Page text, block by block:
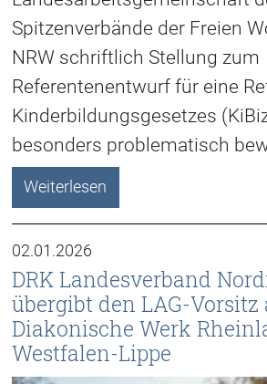
Spitzenverbände der Freien
NRW schriftlich Stellung zum
Referentenentwurf für eine
Kinderbildungsgesetzes
besonders problematisch
Weiterlesen
02.01.2026
DRK Landesverband
übergibt den LAG-Vorsitz
Diakonische Werk
Westfalen-Lippe